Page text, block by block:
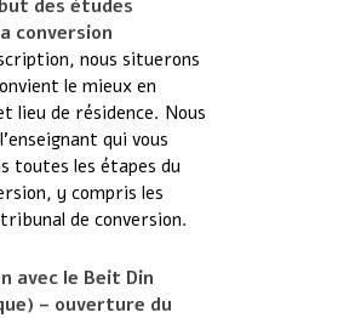
des études
conversion
nous situerons
le mieux en
lieu de résidence. Nous
qui vous
toutes les étapes du
y compris les
de conversion.
avec le Beit Din
– ouverture du